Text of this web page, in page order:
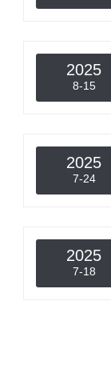
2025
8-15
2025
7-24
2025
7-18